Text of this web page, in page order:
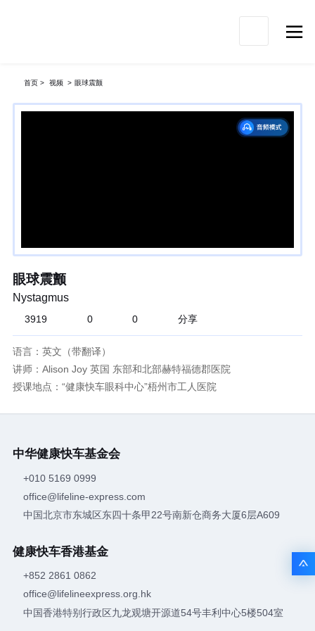

首页 > 视频 > 眼球震颤
眼球震颤
Nystagmus
3919 0 0 分享
语言：英文（带翻译）
讲师：Alison Joy 英国 东部和北部赫特福德郡医院
授课地点：“健康快车眼科中心”梧州市工人医院
中华健康快车基金会
+010 5169 0999
office@lifeline-express.com
中国北京市东城区东四十条甲22号南新仓商务大厦6层A609
健康快车香港基金
+852 2861 0862
office@lifelineexpress.org.hk
中国香港特别行政区九龙观塘开源道54号丰利中心5楼504室